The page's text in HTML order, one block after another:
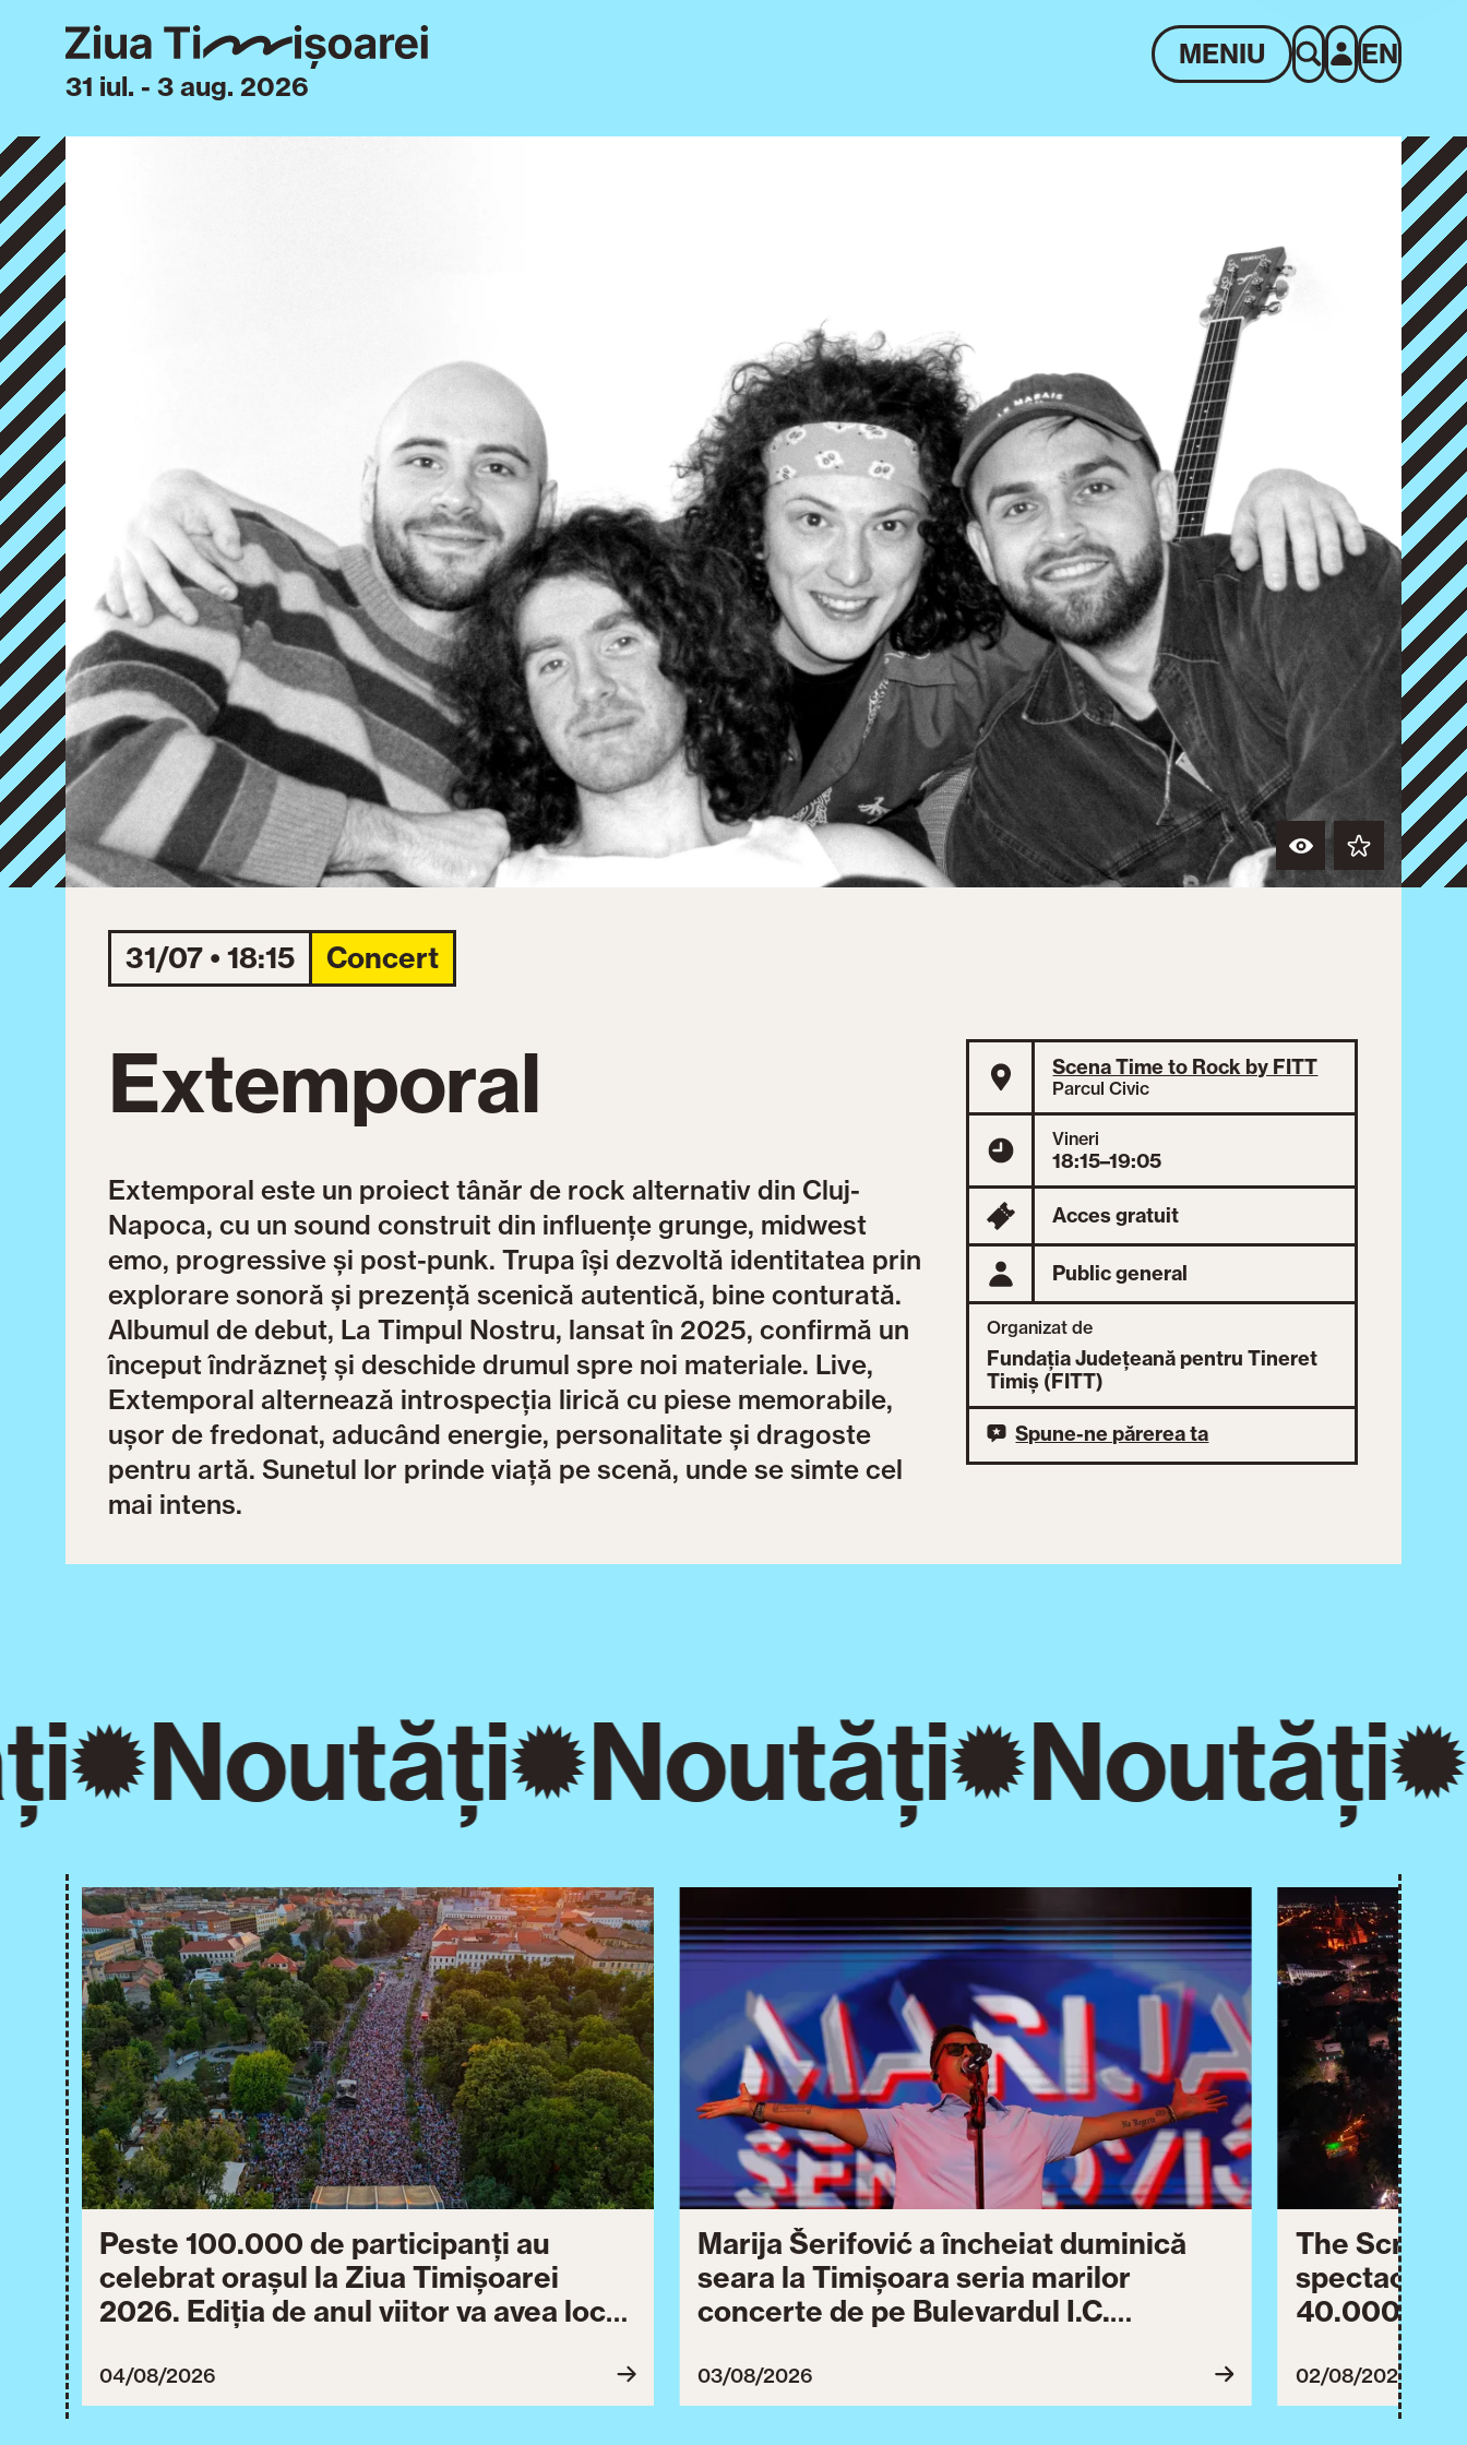
31 iul. - 3 aug. 2026
MENIU EN
31/07 • 18:15 Concert
Extemporal
Extemporal este un proiect tânăr de rock alternativ din Cluj-
Napoca, cu un sound construit din influențe grunge, midwest
emo, progressive și post-punk. Trupa își dezvoltă identitatea prin
explorare sonoră și prezență scenică autentică, bine conturată.
Albumul de debut, La Timpul Nostru, lansat în 2025, confirmă un
început îndrăzneț și deschide drumul spre noi materiale. Live,
Extemporal alternează introspecția lirică cu piese memorabile,
ușor de fredonat, aducând energie, personalitate și dragoste
pentru artă. Sunetul lor prinde viață pe scenă, unde se simte cel
mai intens.
Scena Time to Rock by FITT
Parcul Civic
Vineri
18:15–19:05
Acces gratuit
Public general
Organizat de
Fundația Județeană pentru Tineret
Timiș (FITT)
Spune-ne părerea ta
Noutăți Noutăți Noutăți
Peste 100.000 de participanți au
celebrat orașul la Ziua Timișoarei
2026. Ediția de anul viitor va avea loc
04/08/2026
Marija Šerifović a încheiat duminică
seara la Timișoara seria marilor
concerte de pe Bulevardul I.C.
Ziua Timișoarei continuă astăzi cu o
ultimă serie de evenimente culturale
03/08/2026
The Script
40.000 de
împreună
02/08/2026